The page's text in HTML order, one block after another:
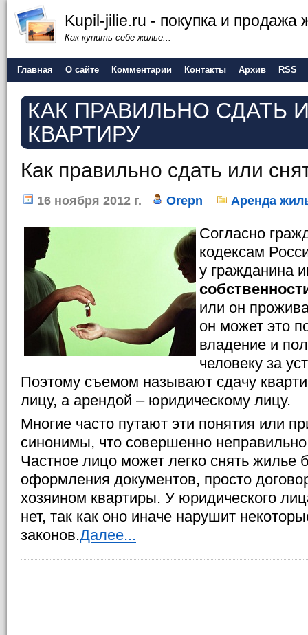
Kupil-jilie.ru - покупка и продажа
Как купить себе жилье...
Главная О сайте Комментарии Контакты Архив RSS
КАК ПРАВИЛЬНО СДАТЬ
КВАРТИРУ
Как правильно сдать или
16 ноября 2012 г. Orepn Аренда
Согласно
кодексам
у гражданина
или он
он может это
владение и
человеку за
Поэтому съемом называют сдачу
лицу, а арендой – юридическому лицу.
Многие часто путают эти понятия или
синонимы, что совершенно
Частное лицо может легко снять жилье
оформления документов, просто
хозяином квартиры. У юридического
нет, так как оно иначе нарушит
законов.Далее...